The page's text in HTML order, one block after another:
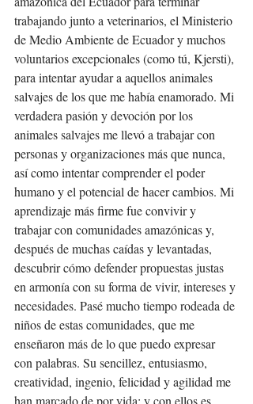
trabajando junto a veterinarios, el Ministerio
de Medio Ambiente de Ecuador y muchos
voluntarios excepcionales (como tú, Kjersti),
para intentar ayudar a aquellos animales
salvajes de los que me había enamorado. Mi
verdadera pasión y devoción por los
animales salvajes me llevó a trabajar con
personas y organizaciones más que nunca,
así como intentar comprender el poder
humano y el potencial de hacer cambios. Mi
aprendizaje más firme fue convivir y
trabajar con comunidades amazónicas y,
después de muchas caídas y levantadas,
descubrir cómo defender propuestas justas
en armonía con su forma de vivir, intereses y
necesidades. Pasé mucho tiempo rodeada de
niños de estas comunidades, que me
enseñaron más de lo que puedo expresar
con palabras. Su sencillez, entusiasmo,
creatividad, ingenio, felicidad y agilidad me
han marcado de por vida; y con ellos es